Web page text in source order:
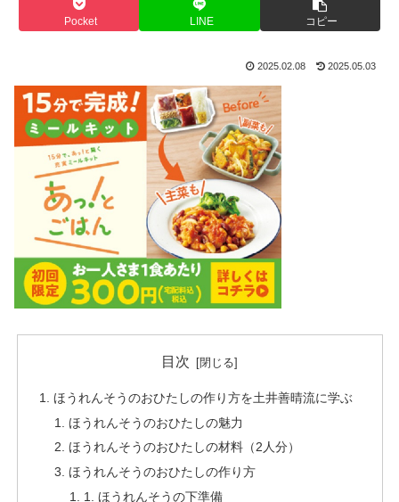
Pocket LINE コピー
2025.02.08 2025.05.03
目次
ほうれんそうのおひたしの作り方を土井善晴流に学ぶ
ほうれんそうのおひたしの魅力
ほうれんそうのおひたしの材料（2人分）
ほうれんそうのおひたしの作り方
1. ほうれんそうの下準備